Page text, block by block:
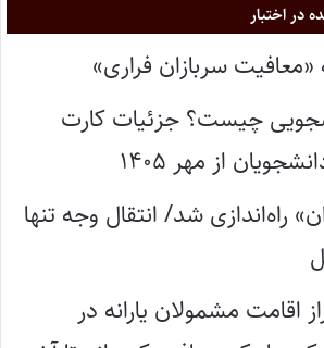
در اختبار
سربازان فراری»
چیست؟ جزئیات کارت
از مهر ۱۴۰۵
راه‌اندازی شد/ انتقال وجه تنها
اقامت مشمولان یارانه در